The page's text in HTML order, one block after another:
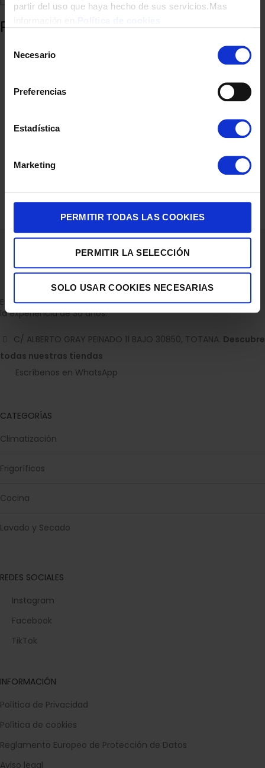
partir del uso que haya hecho de sus servicios.Mas
Necesario
Preferencias
Estadística
Marketing
PERMITIR TODAS LAS COOKIES
PERMITIR LA SELECCIÓN
SOLO USAR COOKIES NECESARIAS
Productos relacionados
CENTRO PLANCHADO UFESA PURE STEAM 2400W 5,5B GV240
79,90€
Empresa dedicada a la venta de accesorios para el hogar con
la experiencia de 36 años.
C/ ALBERTO GRAY PEINADO 11 BAJO 30850, TOTANA. Descubre
todas nuestras tiendas
Escríbenos en WhatsApp
CATEGORÍAS
Climatización
Frigoríficos
Cocina
Lavado y Secado
REDES SOCIALES
Instagram
Facebook
TikTok
INFORMACIÓN
Política de Privacidad
Política de cookies
Reglamento Europeo de Protección de Datos
Aviso legal